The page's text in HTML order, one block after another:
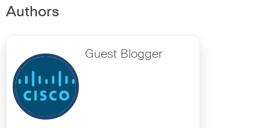
Authors
Guest Blogger